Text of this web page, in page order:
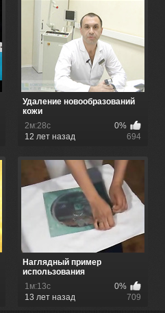
Удаление новообразований
кожи
2м:28с
0%
12 лет назад
694
Наглядный пример
использования
коллагеновой маски
1м:13с
0%
13 лет назад
709